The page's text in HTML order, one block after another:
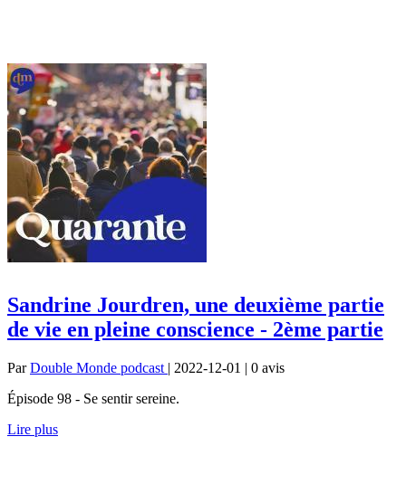
Sandrine Jourdren, une deuxième partie
de vie en pleine conscience - 2ème partie
ParDouble Monde podcast | 2022-12-01 | 0 avis
Épisode 98 - Se sentir sereine.
Lire plus